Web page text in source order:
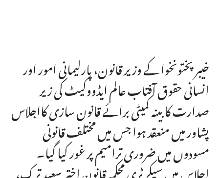
خیبرپختونخوا کے وزیر قانون، پارلیمانی امور اور
انسانی حقوق آفتاب عالم ایڈووکیٹ کی زیر
صدارت کابینہ کمیٹی برائے قانون سازی کااجلاس
پشاور میں منعقد ہوا جس میں مختلف قانونی
مسودوں میں ضروری ترامیم پر غور کیا گیا۔
اجلاس میں سیکرٹری محکمہ قانون اختر سعید ترک،